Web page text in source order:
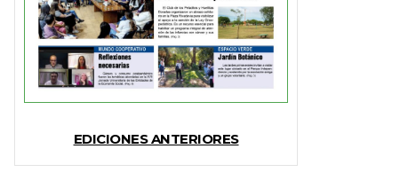
EDICIONES ANTERIORES